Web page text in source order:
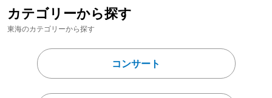
カテゴリーから探す
東海のカテゴリーから探す
コンサート